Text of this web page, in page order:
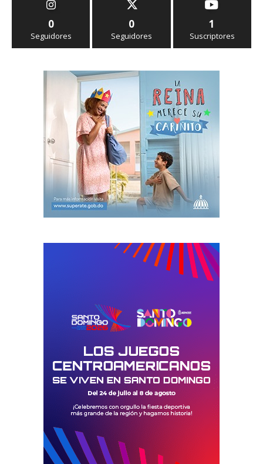
0
Seguidores
0
Seguidores
1
Suscriptores